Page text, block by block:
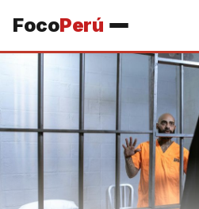
FocoPerú